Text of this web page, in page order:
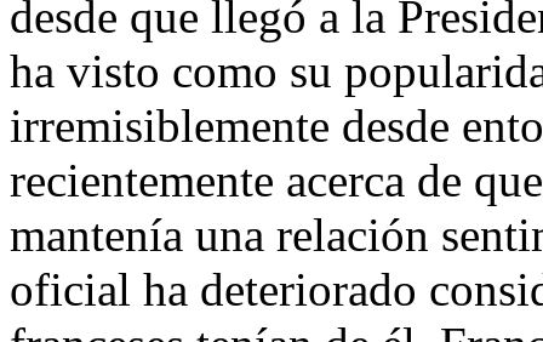
desde que llegó a la
ha visto como su
irremisiblemente desde
recientemente acerca de
mantenía una relación
oficial ha deteriorado